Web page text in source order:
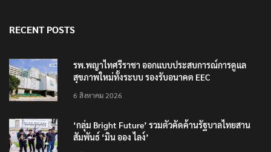
RECENT POSTS
รพ.พญาไทศรีราชา ออกแบบประสบการณ์การดูแล
สุขภาพใหม่ทั้งระบบ รองรับอนาคต EEC
6 สิงหาคม 2026
‘กลุ่ม Bright Future’ รวมตัวคัดค้านรัฐบาลไทยสาน
สัมพันธ์ ‘มิน ออง ไลง์’